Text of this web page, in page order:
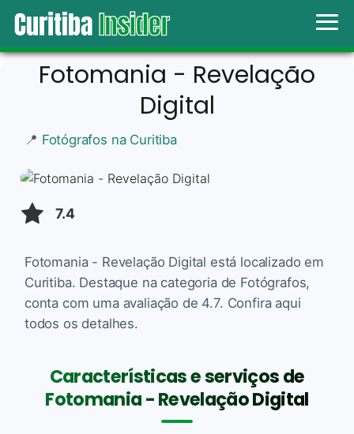
Fotomania - Revelação
Digital
📍 Fotógrafos na Curitiba
7.4
Fotomania - Revelação Digital está localizado em
Curitiba. Destaque na categoria de Fotógrafos,
conta com uma avaliação de 4.7. Confira aqui
todos os detalhes.
Características e serviços de
Fotomania - Revelação Digital